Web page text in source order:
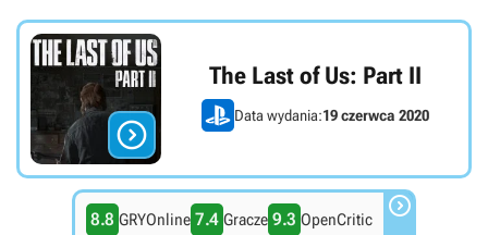

The Last of Us: Part II
Data wydania:19 czerwca 2020
8.8 GRYOnline 7.4 Gracze 9.3 OpenCritic 